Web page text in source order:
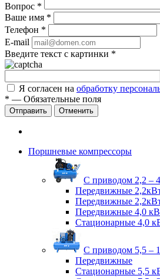
Вопрос *
Ваше имя *
Телефон *
E-mail
Введите текст с картинки *
Я согласен на обработку
* — Обязательные поля
Отправить Отменить
Поршневые компрессоры
С приводом 2,2 –
Передвижные
Передвижные
Передвижные 4,0
Стационарные 4,0
С приводом 5,5 –
Передвижные
Стационарные 5,5